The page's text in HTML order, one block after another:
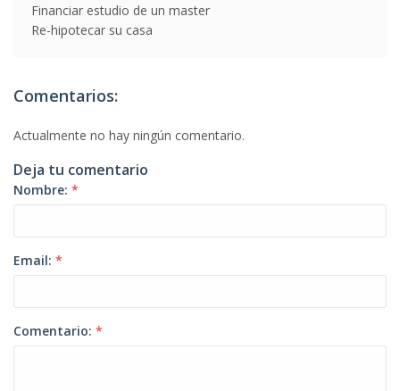
Financiar estudio de un master
Re-hipotecar su casa
Comentarios:
Actualmente no hay ningún comentario.
Deja tu comentario
Nombre: *
Email: *
Comentario: *